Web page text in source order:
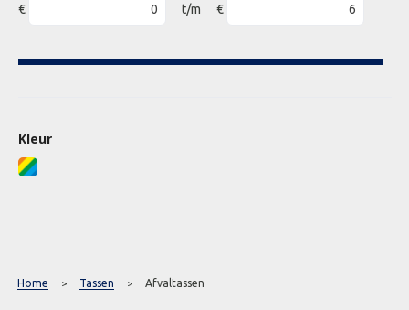
€ t/m €
Kleur
Home > Tassen > Afvaltassen